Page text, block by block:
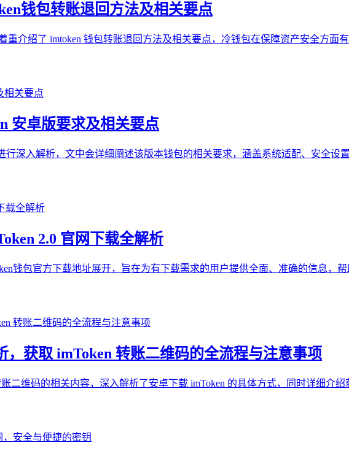
钱包转账退回方法及相关要点
重介绍了 imtoken 钱包转账退回方法及相关要点，冷钱包在保障资产安全方
安卓版要求及相关要点
行深入解析，文中会详细阐述该版本钱包的相关要求，涵盖系统适配、安全设
2.0 官网下载全解析
钱包官方下载地址展开，旨在为有下载需求的用户提供全面、准确的信息，
，获取 imToken 转账二维码的全流程与注意事项
二维码的相关内容，深入解析了安卓下载 imToken 的具体方式，同时详细介